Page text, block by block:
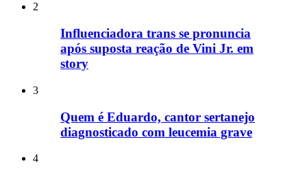
2
Influenciadora trans se pronuncia
após suposta reação de Vini Jr. em
story
3
Quem é Eduardo, cantor sertanejo
diagnosticado com leucemia grave
4